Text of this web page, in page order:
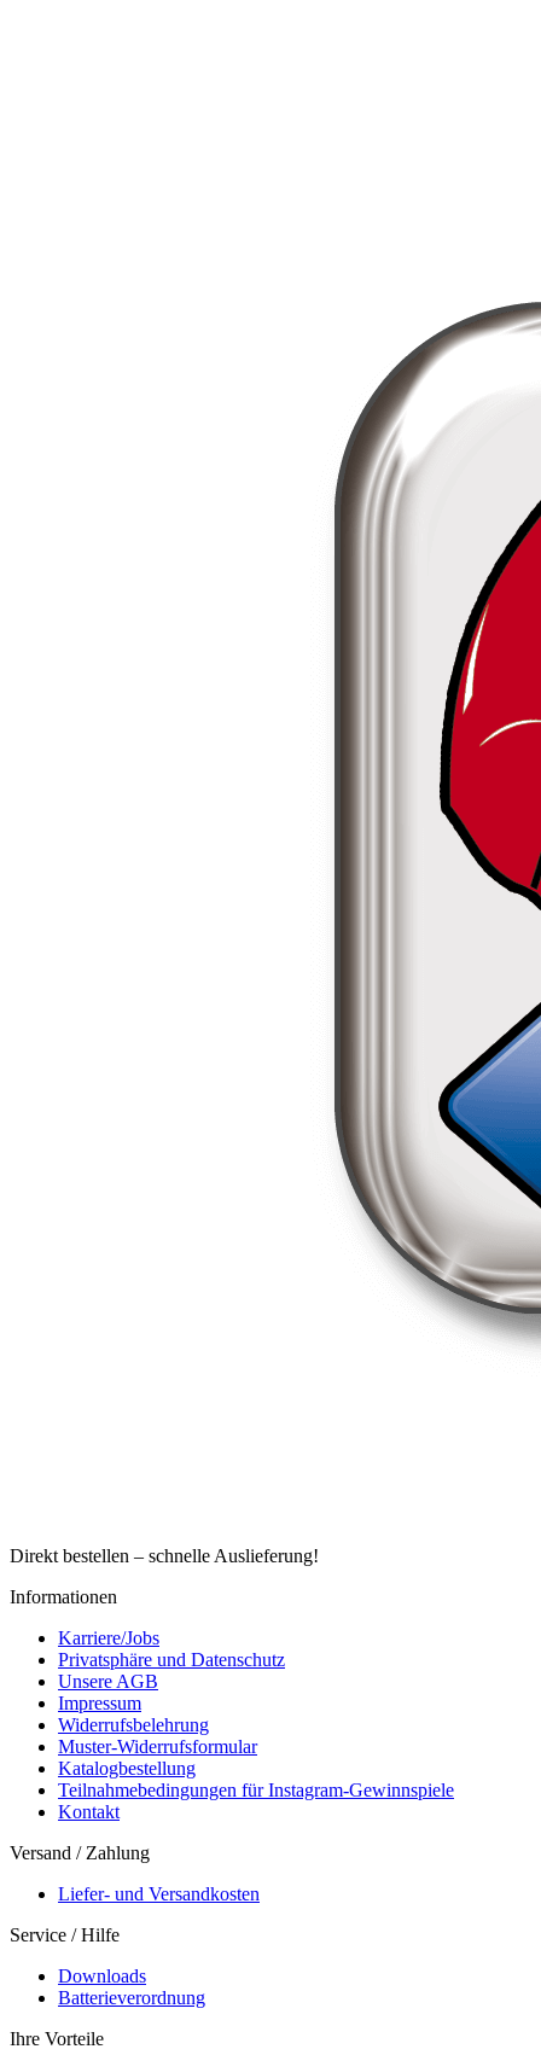
Direkt bestellen – schnelle Auslieferung!
Informationen
Karriere/Jobs
Privatsphäre und Datenschutz
Unsere AGB
Impressum
Widerrufsbelehrung
Muster-Widerrufsformular
Katalogbestellung
Teilnahmebedingungen für Instagram-Gewinnspiele
Kontakt
Versand / Zahlung
Liefer- und Versandkosten
Service / Hilfe
Downloads
Batterieverordnung
Ihre Vorteile